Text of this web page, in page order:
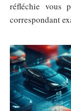
réfléchie vous
correspondant